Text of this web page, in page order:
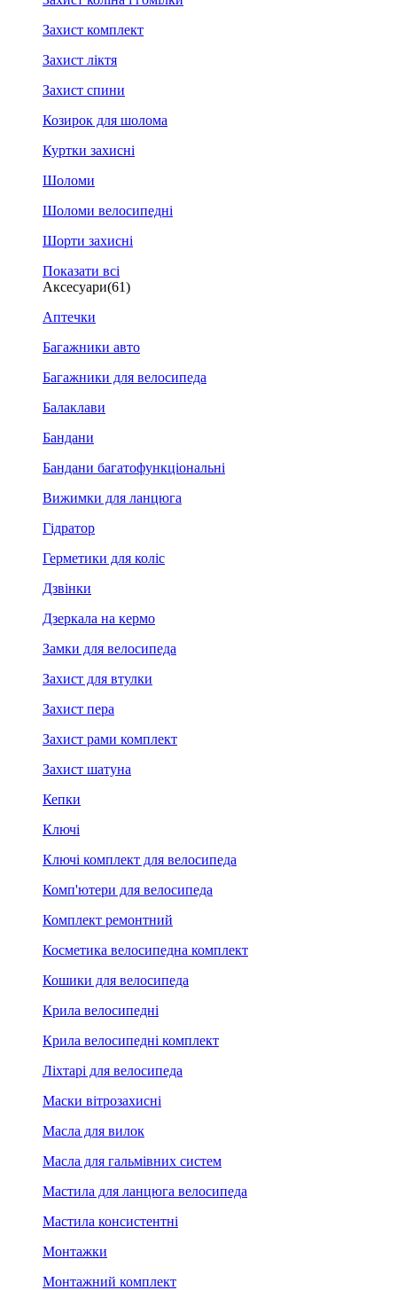
Захист комплект
Захист ліктя
Захист спини
Козирок для шолома
Куртки захисні
Шоломи
Шоломи велосипедні
Шорти захисні
Показати всі
Аксесуари(61)
Аптечки
Багажники авто
Багажники для велосипеда
Балаклави
Бандани
Бандани багатофункціональні
Вижимки для ланцюга
Гідратор
Герметики для коліс
Дзвінки
Дзеркала на кермо
Замки для велосипеда
Захист для втулки
Захист пера
Захист рами комплект
Захист шатуна
Кепки
Ключі
Ключі комплект для велосипеда
Комп'ютери для велосипеда
Комплект ремонтний
Косметика велосипедна комплект
Кошики для велосипеда
Крила велосипедні
Крила велосипедні комплект
Ліхтарі для велосипеда
Маски вітрозахисні
Масла для вилок
Масла для гальмівних систем
Мастила для ланцюга велосипеда
Мастила консистентні
Монтажки
Монтажний комплект